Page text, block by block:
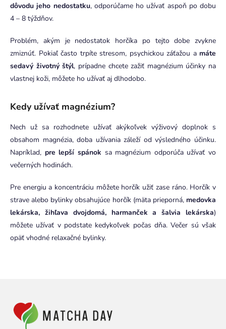
dôvodu jeho nedostatku, odporúčame ho užívať aspoň po dobu
4 – 8 týždňov.
Problém, akým je nedostatok horčíka po tejto dobe zvykne
zmiznúť. Pokiaľ často trpíte stresom, psychickou záťažou a máte
sedavý životný štýl, prípadne chcete zažiť magnézium účinky na
vlastnej koži, môžete ho užívať aj dlhodobo.
Kedy užívať magnézium?
Nech už sa rozhodnete užívať akýkoľvek výživový doplnok s
obsahom magnézia, doba užívania záleží od výsledného účinku.
Napríklad, pre lepší spánok sa magnézium odporúča užívať vo
večerných hodinách.
Pre energiu a koncentráciu môžete horčík užiť zase ráno. Horčík v
strave alebo bylinky obsahujúce horčík (mäta prieporná, medovka
lekárska, žihľava dvojdomá, harmanček a šalvia lekárska)
môžete užívať v podstate kedykoľvek počas dňa. Večer sú však
opäť vhodné relaxačné bylinky.